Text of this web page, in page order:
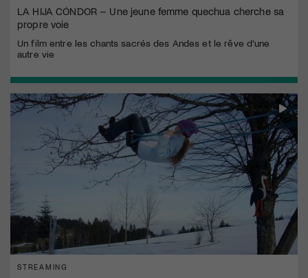
LA HIJA CÓNDOR – Une jeune femme quechua cherche sa
propre voie
Un film entre les chants sacrés des Andes et le rêve d’une
autre vie
STREAMING